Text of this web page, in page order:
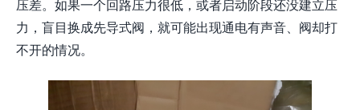
压差。如果一个回路压力很低，或者启动阶段还没建立压
力，盲目换成先导式阀，就可能出现通电有声音、阀却打
不开的情况。